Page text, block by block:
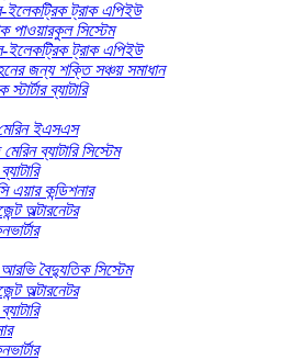
ইলেকট্রিক ট্রাক এপিইউ
পাওয়ারকুল সিস্টেম
ইলেকট্রিক ট্রাক এপিইউ
জন্য শক্তি সঞ্চয় সমাধান
ব্যাটারি
ইএসএস
ব্যাটারি সিস্টেম
এয়ার কন্ডিশনার
অল্টারনেটর
আরভি বৈদ্যুতিক সিস্টেম
অল্টারনেটর